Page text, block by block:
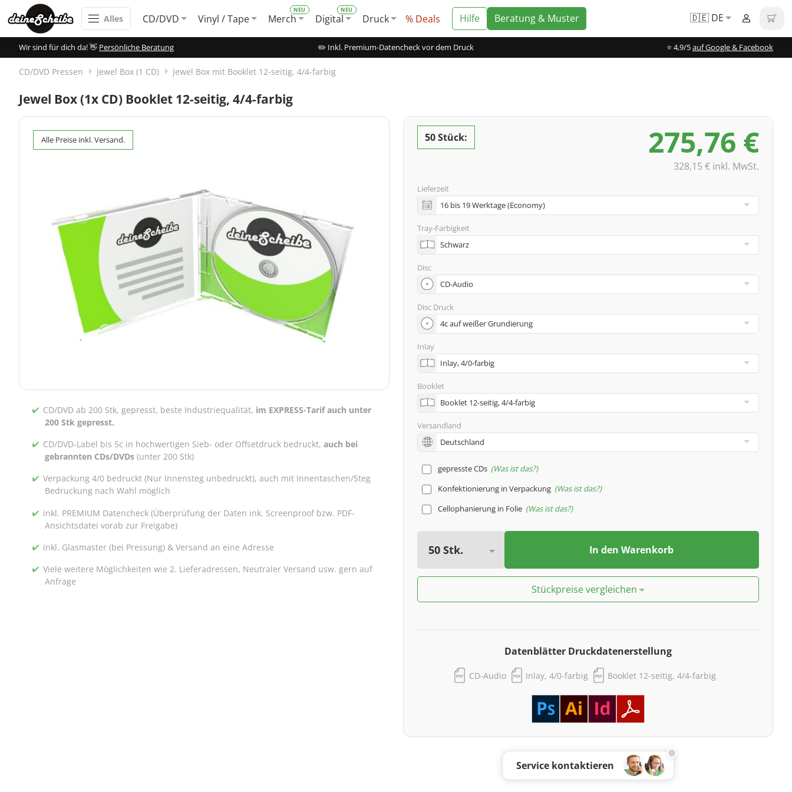
Alles CD/DVD Vinyl / Tape Merch Digital Druck % Deals Hilfe Beratung & Muster 🇩🇪 DE
Wir sind für dich da! 👋 Persönliche Beratung ✏️ Inkl. Premium-Datencheck vor dem Druck ⭐️ 4,9/5auf Google & Facebook
CD/DVD Pressen Jewel Box (1 CD) Jewel Box mit Booklet 12-seitig, 4/4-farbig
Jewel Box (1x CD) Booklet 12-seitig, 4/4-farbig
Alle Preise inkl. Versand.
CD/DVD ab 200 Stk, gepresst, beste Industriequalität, im EXPRESS-Tarif auch unter
200 Stk gepresst.
CD/DVD-Label bis 5c in hochwertigen Sieb- oder Offsetdruck bedruckt,auch bei
gebrannten CDs/DVDs(unter 200 Stk)
Verpackung 4/0 bedruckt (Nur Innensteg unbedruckt), auch mit Innentaschen/Steg
Bedruckung nach Wahl möglich
inkl. PREMIUM Datencheck (Überprüfung der Daten ink. Screenproof bzw. PDF-
Ansichtsdatei vorab zur Freigabe)
inkl. Glasmaster (bei Pressung) & Versand an eine Adresse
Viele weitere Möglichkeiten wie 2. Lieferadressen, Neutraler Versand usw. gern auf
Anfrage
50 Stück: 275,76 €
328,15 € inkl. MwSt.
Lieferzeit
Tray-Farbigkeit
Disc
Disc Druck
Inlay
Booklet
Versandland
gepresste CDs Was ist das?
Konfektionierung in Verpackung Was ist das?
Cellophanierung in Folie Was ist das?
In den Warenkorb
Stückpreise vergleichen
Datenblätter Druckdatenerstellung
CD-Audio Inlay, 4/0-farbig Booklet 12-seitig, 4/4-farbig
Service kontaktieren